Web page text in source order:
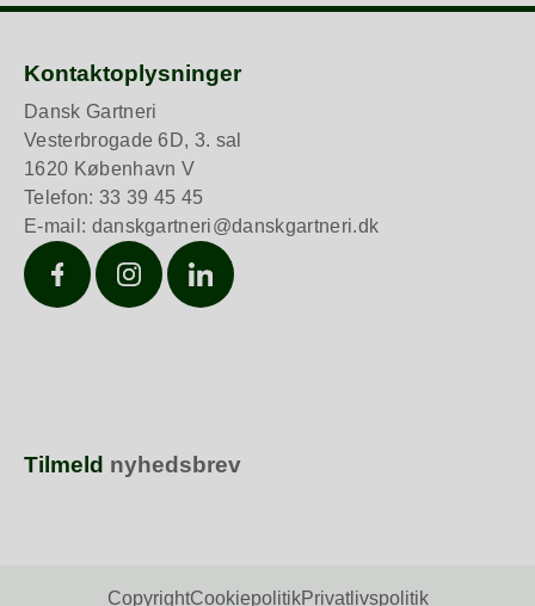
Kontaktoplysninger
Dansk Gartneri
Vesterbrogade 6D, 3. sal
1620 København V
Telefon: 33 39 45 45
E-mail: danskgartneri@danskgartneri.dk
FacebookInstagramLinkedIn
Tilmeld nyhedsbrev
CopyrightCookiepolitikPrivatlivspolitik